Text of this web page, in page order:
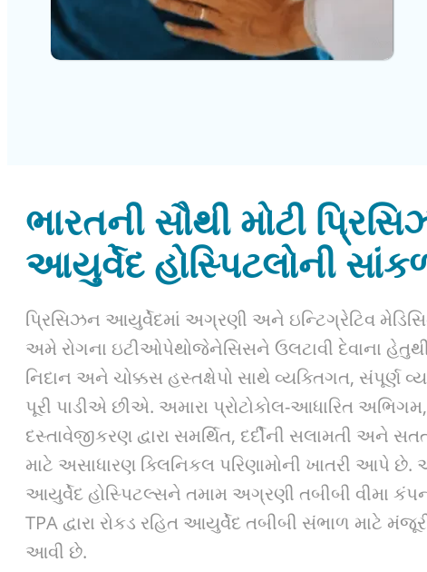
ભારતની સૌથી મોટી
આયુર્વેદ હોસ્પિટલોની
પ્રિસિઝન આયુર્વેદમાં અગ્રણી અને ઇન્ટિગ્રેટિવ
અમે રોગના ઇટીઓપેથોજેનેસિસને ઉલટાવી દેવાના
નિદાન અને ચોક્કસ હસ્તક્ષેપો સાથે વ્યક્તિગત, સંપૂર્ણ
પૂરી પાડીએ છીએ. અમારા પ્રોટોકોલ-આધારિત
દસ્તાવેજીકરણ દ્વારા સમર્થિત, દર્દીની સલામતી અને
માટે અસાધારણ ક્લિનિકલ પરિણામોની ખાતરી આપે છે.
આયુર્વેદ હોસ્પિટલ્સને તમામ અગ્રણી તબીબી વીમા
TPA દ્વારા રોકડ રહિત આયુર્વેદ તબીબી સંભાળ માટે
આવી છે.